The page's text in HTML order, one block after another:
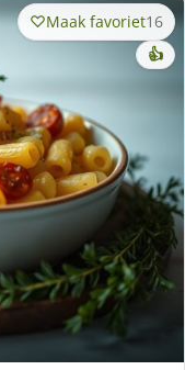
Maak favoriet16
👍